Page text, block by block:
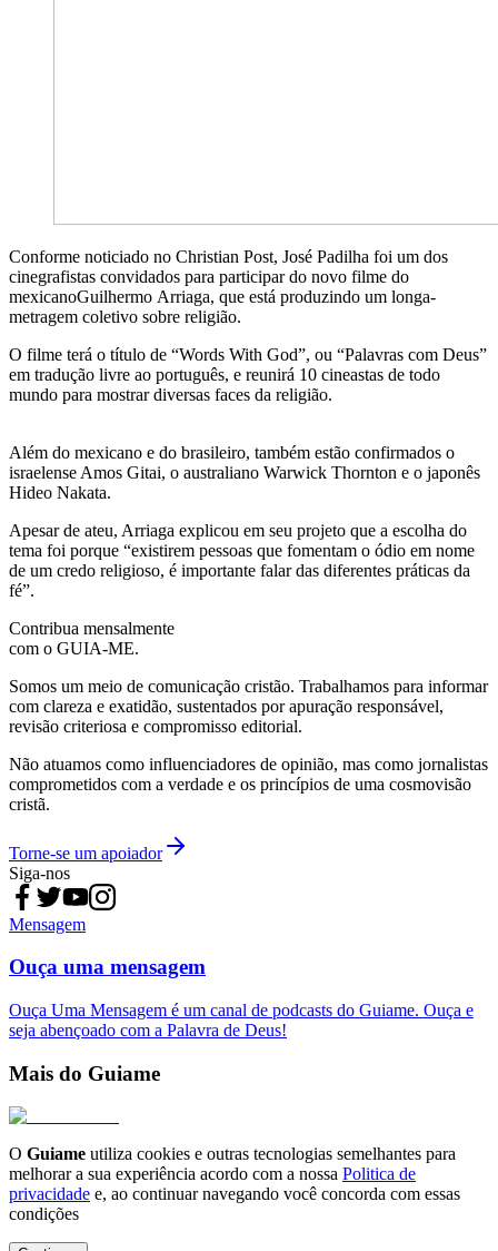
Conforme noticiado no Christian Post, José Padilha foi um dos
cinegrafistas convidados para participar do novo filme do
mexicanoGuilhermo Arriaga, que está produzindo um longa-
metragem coletivo sobre religião.
O filme terá o título de “Words With God”, ou “Palavras com Deus”
em tradução livre ao português, e reunirá 10 cineastas de todo
mundo para mostrar diversas faces da religião.
Além do mexicano e do brasileiro, também estão confirmados o
israelense Amos Gitai, o australiano Warwick Thornton e o japonês
Hideo Nakata.
Apesar de ateu, Arriaga explicou em seu projeto que a escolha do
tema foi porque “existirem pessoas que fomentam o ódio em nome
de um credo religioso, é importante falar das diferentes práticas da
fé”.
Contribua mensalmente
com o GUIA-ME.
Somos um meio de comunicação cristão. Trabalhamos para informar
com clareza e exatidão, sustentados por apuração responsável,
revisão criteriosa e compromisso editorial.
Não atuamos como influenciadores de opinião, mas como jornalistas
comprometidos com a verdade e os princípios de uma cosmovisão
cristã.
Torne-se um apoiador
Siga-nos
Mensagem
Ouça uma mensagem
Ouça Uma Mensagem é um canal de podcasts do Guiame. Ouça e
seja abençoado com a Palavra de Deus!
Mais do Guiame
O Guiame utiliza cookies e outras tecnologias semelhantes para
melhorar a sua experiência acordo com a nossa Politica de
privacidade e, ao continuar navegando você concorda com essas
condições